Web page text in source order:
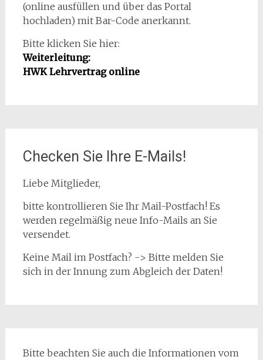
(online ausfüllen und über das Portal
hochladen) mit Bar-Code anerkannt.
Bitte klicken Sie hier:
Weiterleitung:
HWK Lehrvertrag online
Checken Sie Ihre E-Mails!
Liebe Mitglieder,
bitte kontrollieren Sie Ihr Mail-Postfach! Es
werden regelmäßig neue Info-Mails an Sie
versendet.
Keine Mail im Postfach? -> Bitte melden Sie
sich in der Innung zum Abgleich der Daten!
Bitte beachten Sie auch die Informationen vom